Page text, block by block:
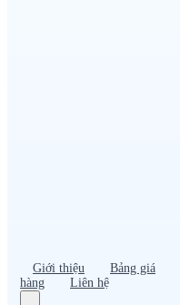
Giới thiệu Bảng giá
hàng
Liên hệ